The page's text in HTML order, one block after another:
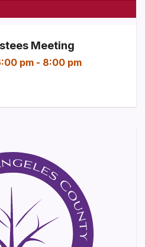
Meeting
pm - 8:00 pm